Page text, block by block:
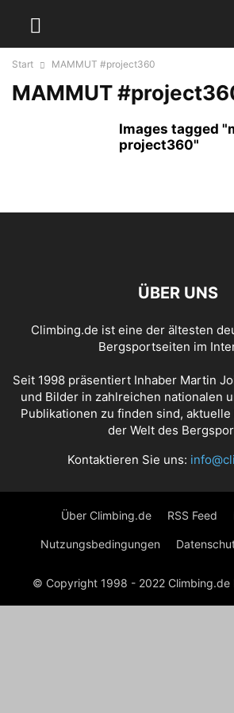
Start MAMMUT #project360
MAMMUT
Images tagged
project360"
ÜBER UNS
Climbing.de ist eine der ältesten
Bergsportseiten im
Seit 1998 präsentiert Inhaber Martin
und Bilder in zahlreichen nationalen
Publikationen zu finden sind,
der Welt des
Kontaktieren Sie uns:
Über Climbing.de RSS Feed
Nutzungsbedingungen
© Copyright 1998 - 2022 Climbing.de